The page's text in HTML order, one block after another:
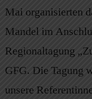
Mai organisierten
Mandel im
Regionaltagung
GFG. Die Tagung
unsere